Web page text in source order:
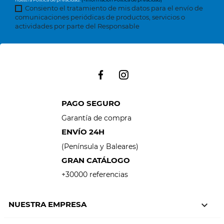
Consiento el tratamiento de mis datos para el envío de
comunicaciones periódicas de productos, servicios o
actividades por parte del Responsable
PAGO SEGURO
Garantía de compra
ENVÍO 24H
(Península y Baleares)
GRAN CATÁLOGO
+30000 referencias
NUESTRA EMPRESA 